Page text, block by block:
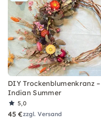
DIY Trockenblumenkranz –
Indian Summer
5,0
45 €zzgl. Versand